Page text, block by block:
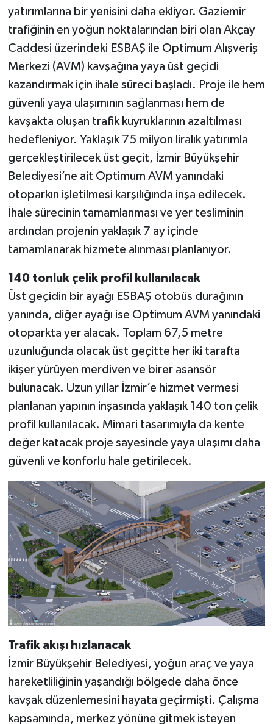
yatırımlarına bir yenisini daha ekliyor. Gaziemir
trafiğinin en yoğun noktalarından biri olan Akçay
Caddesi üzerindeki ESBAŞ ile Optimum Alışveriş
Merkezi (AVM) kavşağına yaya üst geçidi
kazandırmak için ihale süreci başladı. Proje ile hem
güvenli yaya ulaşımının sağlanması hem de
kavşakta oluşan trafik kuyruklarının azaltılması
hedefleniyor. Yaklaşık 75 milyon liralık yatırımla
gerçekleştirilecek üst geçit, İzmir Büyükşehir
Belediyesi’ne ait Optimum AVM yanındaki
otoparkın işletilmesi karşılığında inşa edilecek.
İhale sürecinin tamamlanması ve yer tesliminin
ardından projenin yaklaşık 7 ay içinde
tamamlanarak hizmete alınması planlanıyor.
140 tonluk çelik profil kullanılacak
Üst geçidin bir ayağı ESBAŞ otobüs durağının
yanında, diğer ayağı ise Optimum AVM yanındaki
otoparkta yer alacak. Toplam 67,5 metre
uzunluğunda olacak üst geçitte her iki tarafta
ikişer yürüyen merdiven ve birer asansör
bulunacak. Uzun yıllar İzmir’e hizmet vermesi
planlanan yapının inşasında yaklaşık 140 ton çelik
profil kullanılacak. Mimari tasarımıyla da kente
değer katacak proje sayesinde yaya ulaşımı daha
güvenli ve konforlu hale getirilecek.
Trafik akışı hızlanacak
İzmir Büyükşehir Belediyesi, yoğun araç ve yaya
hareketliliğinin yaşandığı bölgede daha önce
kavşak düzenlemesini hayata geçirmişti. Çalışma
kapsamında, merkez yönüne gitmek isteyen